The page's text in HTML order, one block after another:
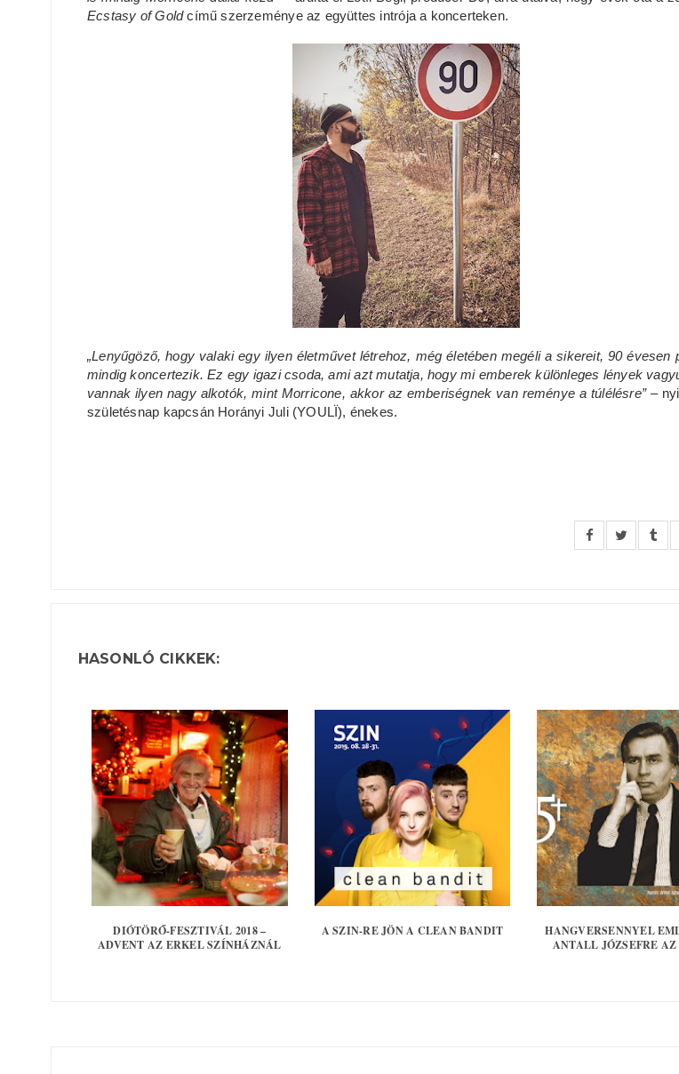
Ecstasy of Goldcímű szerzeménye az együttes intrója a koncerteken.
„Lenyűgöző, hogy valaki egy ilyen életművet létrehoz, még életében megéli a sikereit, 90 évesen
mindig koncertezik. Ez egy igazi csoda, ami azt mutatja, hogy mi emberek különleges lények
vannak ilyen nagy alkotók, mint Morricone, akkor az emberiségnek van reménye a túlélésre” –
születésnap kapcsán Horányi Juli (YOULÏ), énekes.
HASONLÓ CIKKEK:
DIÓTÖRŐ-FESZTIVÁL 2018 –
ADVENT AZ ERKEL SZÍNHÁZNÁL
A SZIN-RE JÖN A CLEAN BANDIT
HANGVERSENNYEL
ANTALL JÓZSEFRE AZ